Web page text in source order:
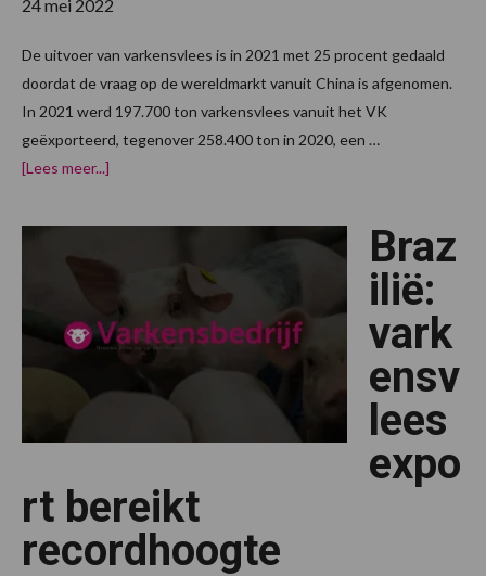
24 mei 2022
De uitvoer van varkensvlees is in 2021 met 25 procent gedaald
doordat de vraag op de wereldmarkt vanuit China is afgenomen.
In 2021 werd 197.700 ton varkensvlees vanuit het VK
geëxporteerd, tegenover 258.400 ton in 2020, een …
[Lees meer...]
met
procent
Braz
ilië:
vark
ensv
lees
expo
rt bereikt
recordhoogte